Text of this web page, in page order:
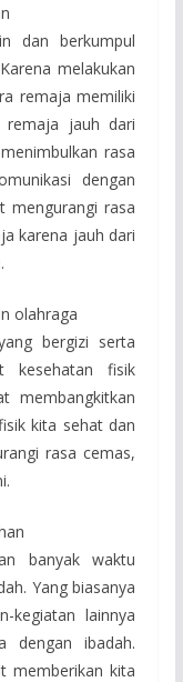
dan berkumpul
melakukan
remaja memiliki
remaja jauh dari
rasa
dengan
mengurangi rasa
karena jauh dari
olahraga
bergizi serta
kesehatan fisik
membangkitkan
kita sehat dan
rasa cemas,
banyak waktu
Yang biasanya
kegiatan lainnya
dengan ibadah.
memberikan kita